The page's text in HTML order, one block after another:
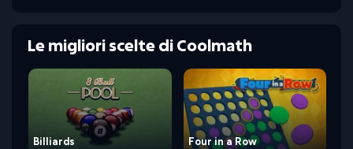
Le migliori scelte di Coolmath
Billiards Four in a Row